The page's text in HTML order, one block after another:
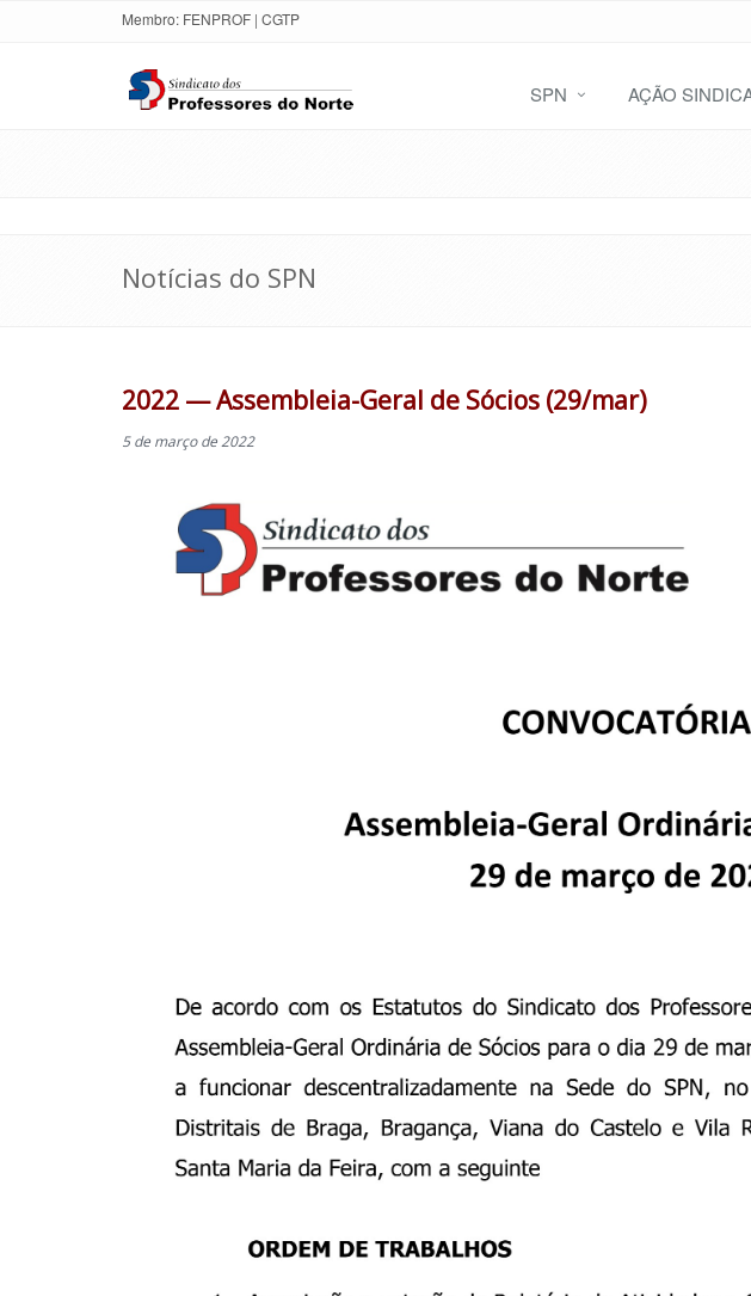
Membro: FENPROF | CGTP
SPN AÇÃO
Notícias do SPN
2022 — Assembleia-Geral de Sócios (29/mar)
5 de março de 2022